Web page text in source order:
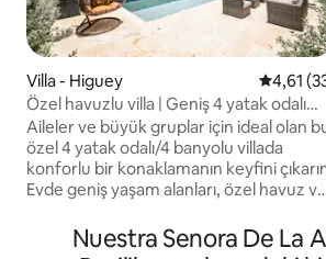
Villa - Higuey 54,61
Özel havuzlu villa | Geniş 4 yatak odalı
inziva
Aileler ve büyük gruplar için ideal olan
özel 4 yatak odalı/4 banyolu villada
konforlu bir konaklamanın keyfini
Evde geniş yaşam alanları, özel havuz ve
bulunmaktadır. Higüey yakınlarında
sessiz bir bölgede bulunan bu villa, kısa
Nuestra Senora De La